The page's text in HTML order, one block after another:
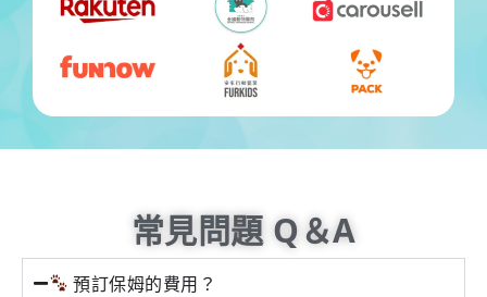
常見問題 Q＆A
預訂保姆的費用？